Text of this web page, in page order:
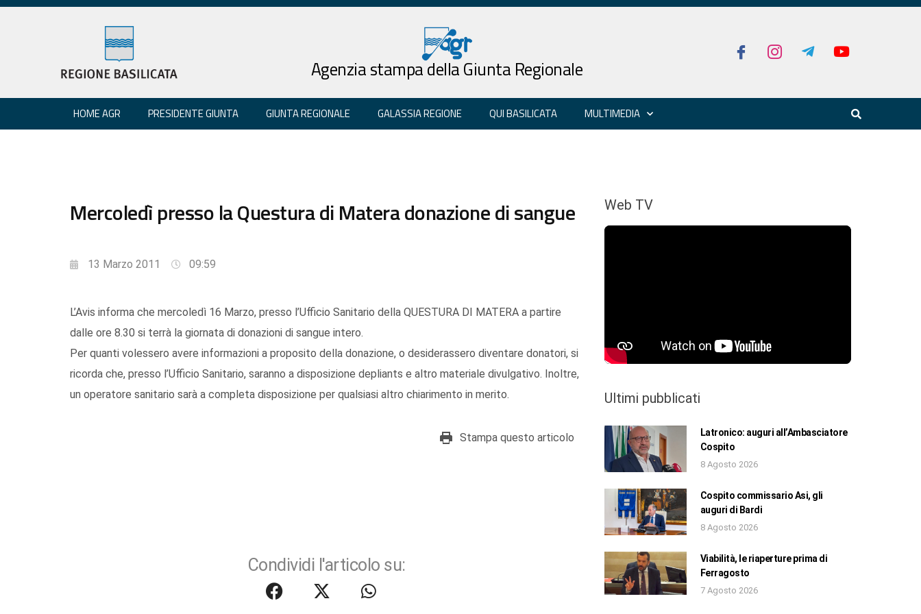
Agenzia stampa della Giunta Regionale
HOME AGR PRESIDENTE GIUNTA GIUNTA REGIONALE GALASSIA REGIONE QUI BASILICATA MULTIMEDIA
Mercoledì presso la Questura di Matera donazione di sangue
13 Marzo 2011 09:59
L’Avis informa che mercoledì 16 Marzo, presso l’Ufficio Sanitario della QUESTURA DI MATERA a partire
dalle ore 8.30 si terrà la giornata di donazioni di sangue intero.
Per quanti volessero avere informazioni a proposito della donazione, o desiderassero diventare donatori, si
ricorda che, presso l’Ufficio Sanitario, saranno a disposizione depliants e altro materiale divulgativo. Inoltre,
un operatore sanitario sarà a completa disposizione per qualsiasi altro chiarimento in merito.
Stampa questo articolo
Condividi l'articolo su:
Web TV
Ultimi pubblicati
Latronico: auguri all’Ambasciatore
Cospito
8 Agosto 2026
Cospito commissario Asi, gli
auguri di Bardi
8 Agosto 2026
Viabilità, le riaperture prima di
Ferragosto
7 Agosto 2026